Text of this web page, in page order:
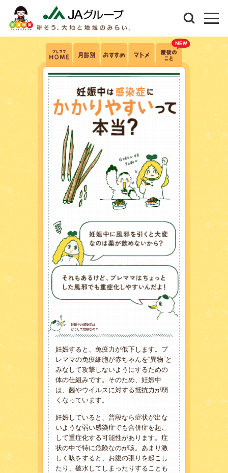
妊娠中の感染症は
どうして危険なの？
妊娠すると、免疫力が低下します。プ
レママの免疫細胞が赤ちゃんを“異物”と
みなして攻撃しないようにするための
体の仕組みです。そのため、妊娠中
は、菌やウイルスに対する抵抗力が弱
くなっています。
妊娠していると、普段なら症状が出な
いような弱い感染症でも合併症を起こ
して重症化する可能性があります。症
状の中で特に危険なのが咳。あまり激
しく咳をすると、お腹の張りを起こし
たり、破水してしまったりすることも